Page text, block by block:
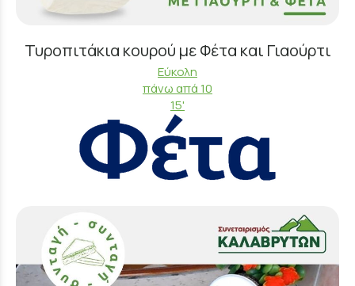
Τυροπιτάκια κουρού με Φέτα και Γιαούρτι
Εύκολη
πάνω απά 10
15'